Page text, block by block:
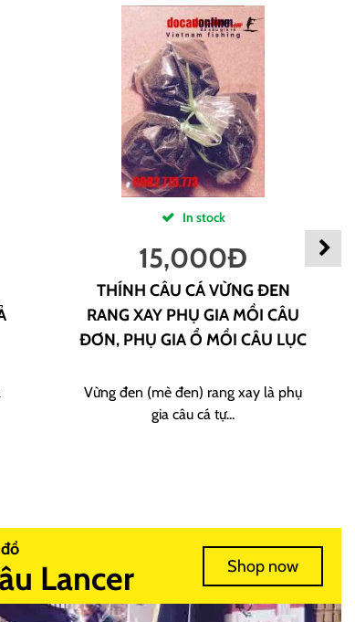
In stock
15,000Đ
THÍNH CÂU CÁ VỪNG ĐEN
RANG XAY PHỤ GIA MỒI CÂU
ĐƠN, PHỤ GIA Ổ MỒI CÂU LỤC
Vừng đen (mè đen) rang xay là phụ
gia câu cá tự...
Lancer Shop now